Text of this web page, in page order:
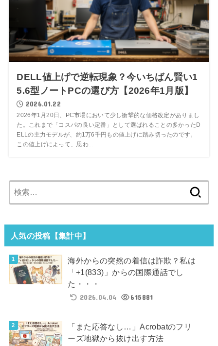
DELL値上げで逆転現象？今いちばん賢い1
5.6型ノートPCの選び方【2026年1月版】
2026.01.22
2026年1月20日、PC市場において少し衝撃的な価格改定がありまし
た。これまで「コスパの良い定番」として選ばれることの多かったD
ELLの主力モデルが、約1万6千円もの値上げに踏み切ったのです。
この値上げによって、思わ...
索:
人気の投稿【集計中】
海外からの突然の着信は詐欺？私は
「+1(833)」からの国際通話でし
た・・・
2026.04.04
615881
「また応答なし…」Acrobatのフリ
ーズ地獄から抜け出す方法